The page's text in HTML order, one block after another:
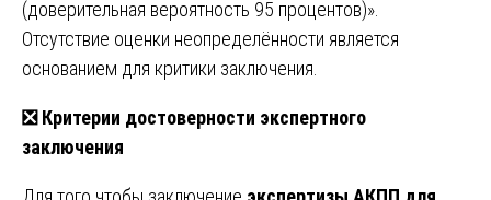
(доверительная вероятность 95 процентов)».
Отсутствие оценки неопределённости является
основанием для критики заключения.
❎Критерии достоверности экспертного
заключения